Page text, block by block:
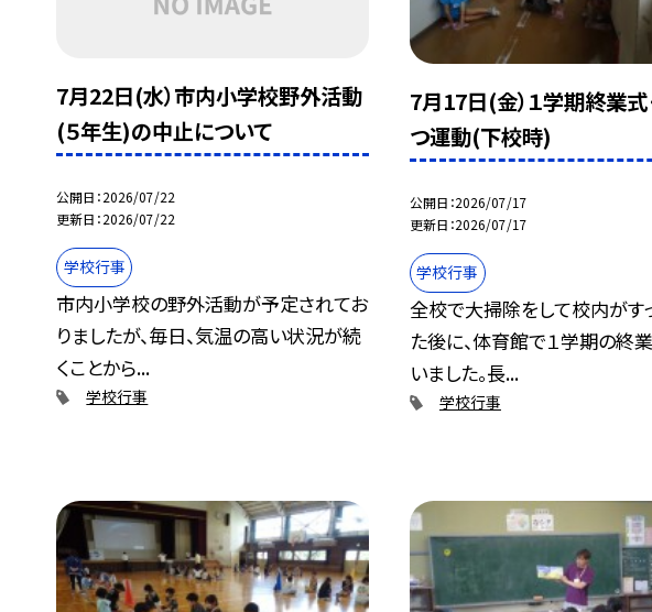
7月22日(水）市内小学校野外活動
(５年生)の中止について
公開日 2026/07/22
更新日 2026/07/22
学校行事
市内小学校の野外活動が予定されてお
りましたが、毎日、気温の高い状況が続
くことから...
学校行事
7月17日(金）１学期終業
つ運動(下校時)
公開日 2026/07/17
更新日 2026/07/17
学校行事
全校で大掃除をして校内がす
た後に、体育館で１学期の終
いました。長...
学校行事